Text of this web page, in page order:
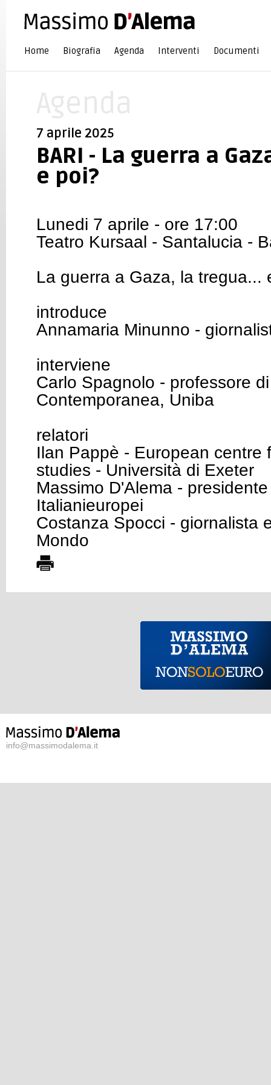
Home Biografia Agenda Interventi Documenti
7 aprile 2025
BARI - La guerra a
e poi?
Lunedi 7 aprile - ore 17:00
Teatro Kursaal - Santalucia -
La guerra a Gaza, la tregua...
introduce
Annamaria Minunno -
interviene
Carlo Spagnolo - professore
Contemporanea, Uniba
relatori
Ilan Pappè - European centre
studies - Università di Exeter
Massimo D'Alema -
Italianieuropei
Costanza Spocci - giornalista
Mondo
info@massimodalema.it